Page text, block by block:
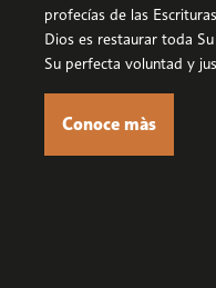
profecías de las
Dios es restaurar toda
Su perfecta voluntad y
Conoce màs